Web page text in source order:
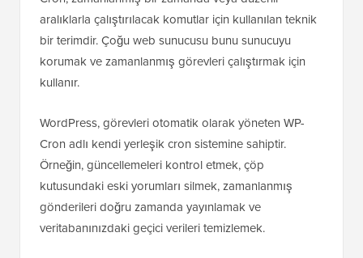
aralıklarla çalıştırılacak komutlar için kullanılan teknik
bir terimdir. Çoğu web sunucusu bunu sunucuyu
korumak ve zamanlanmış görevleri çalıştırmak için
kullanır.
WordPress, görevleri otomatik olarak yöneten WP-
Cron adlı kendi yerleşik cron sistemine sahiptir.
Örneğin, güncellemeleri kontrol etmek, çöp
kutusundaki eski yorumları silmek, zamanlanmış
gönderileri doğru zamanda yayınlamak ve
veritabanınızdaki geçici verileri temizlemek.